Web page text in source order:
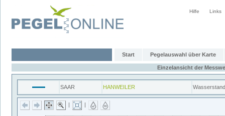
Hilfe Links
Start Pegelauswahl über Karte
Einzelansicht der
SAAR HANWEILER Wasserstand
| |